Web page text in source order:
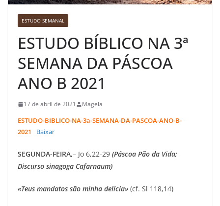
ESTUDO SEMANAL
ESTUDO BÍBLICO NA 3ª
SEMANA DA PÁSCOA
ANO B 2021
17 de abril de 2021 Magela
ESTUDO-BIBLICO-NA-3a-SEMANA-DA-PASCOA-ANO-B-
2021
Baixar
SEGUNDA-FEIRA,– Jo 6,22-29 (Páscoa Pão da Vida;
Discurso sinagoga Cafarnaum)
«Teus mandatos são minha delícia» (cf. Sl 118,14)